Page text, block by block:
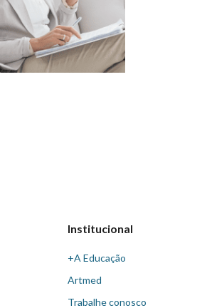
Institucional
+A Educação
Artmed
Trabalhe conosco